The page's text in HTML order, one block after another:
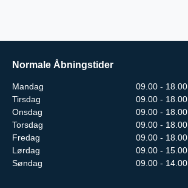
Normale Åbningstider
Mandag
09.00 - 18.00
Tirsdag
09.00 - 18.00
Onsdag
09.00 - 18.00
Torsdag
09.00 - 18.00
Fredag
09.00 - 18.00
Lørdag
09.00 - 15.00
Søndag
09.00 - 14.00